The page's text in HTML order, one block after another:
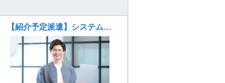
【紹介予定派遣】システム運用・保守エンジニア（ID管理システム関連）